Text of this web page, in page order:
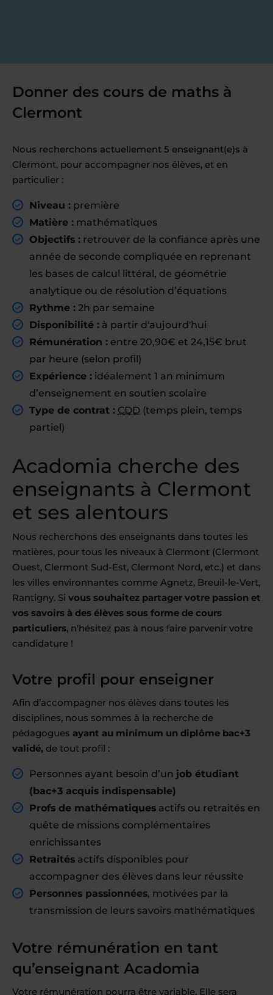
Donner des cours de maths à
Clermont
Nous recherchons actuellement 5 enseignant(e)s à
Clermont, pour accompagner nos élèves, et en
particulier :
Niveau : première
Matière : mathématiques
Objectifs : retrouver de la confiance après une
année de seconde compliquée en reprenant
les bases de calcul littéral, de géométrie
analytique ou de résolution d’équations
Rythme : 2h par semaine
Disponibilité : à partir d'aujourd'hui
Rémunération : entre 20,90€ et 24,15€ brut
par heure (selon profil)
Expérience : idéalement 1 an minimum
d’enseignement en soutien scolaire
Type de contrat : CDD (temps plein, temps
partiel)
Acadomia cherche des
enseignants à Clermont
et ses alentours
Nous recherchons des enseignants dans toutes les
matières, pour tous les niveaux à Clermont (Clermont
Ouest, Clermont Sud-Est, Clermont Nord, etc.) et dans
les villes environnantes comme Agnetz, Breuil-le-Vert,
Rantigny. Si vous souhaitez partager votre passion et
vos savoirs à des élèves sous forme de cours
particuliers, n'hésitez pas à nous faire parvenir votre
candidature !
Votre profil pour enseigner
Afin d’accompagner nos élèves dans toutes les
disciplines, nous sommes à la recherche de
pédagogues ayant au minimum un diplôme bac+3
validé, de tout profil :
Personnes ayant besoin d’un job étudiant
(bac+3 acquis indispensable)
Profs de mathématiques actifs ou retraités en
quête de missions complémentaires
enrichissantes
Retraités actifs disponibles pour
accompagner des élèves dans leur réussite
Personnes passionnées, motivées par la
transmission de leurs savoirs mathématiques
Votre rémunération en tant
qu’enseignant Acadomia
Votre rémunération pourra être variable. Elle sera